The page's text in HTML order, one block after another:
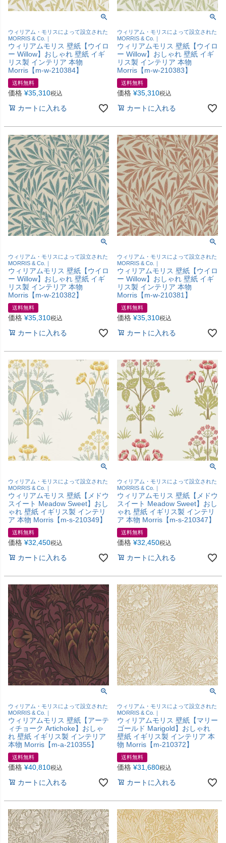
ウィリアム・モリスによって設立された
MORRIS & Co.｜
ウィリアムモリス 壁紙【ウイロ
ー Willow】おしゃれ 壁紙 イギ
リス製 インテリア 本物
Morris【m-w-210384】
送料無料
価格 ¥35,310税込
カートに入れる
ウィリアム・モリスによって設立された
MORRIS & Co.｜
ウィリアムモリス 壁紙【ウイロ
ー Willow】おしゃれ 壁紙 イギ
リス製 インテリア 本物
Morris【m-w-210383】
送料無料
価格 ¥35,310税込
カートに入れる
ウィリアム・モリスによって設立された
MORRIS & Co.｜
ウィリアムモリス 壁紙【ウイロ
ー Willow】おしゃれ 壁紙 イギ
リス製 インテリア 本物
Morris【m-w-210382】
送料無料
価格 ¥35,310税込
カートに入れる
ウィリアム・モリスによって設立された
MORRIS & Co.｜
ウィリアムモリス 壁紙【ウイロ
ー Willow】おしゃれ 壁紙 イギ
リス製 インテリア 本物
Morris【m-w-210381】
送料無料
価格 ¥35,310税込
カートに入れる
ウィリアム・モリスによって設立された
MORRIS & Co.｜
ウィリアムモリス 壁紙【メドウ
スイート Meadow Sweet】おし
ゃれ 壁紙 イギリス製 インテリ
ア 本物 Morris【m-s-210349】
送料無料
価格 ¥32,450税込
カートに入れる
ウィリアム・モリスによって設立された
MORRIS & Co.｜
ウィリアムモリス 壁紙【メドウ
スイート Meadow Sweet】おし
ゃれ 壁紙 イギリス製 インテリ
ア 本物 Morris【m-s-210347】
送料無料
価格 ¥32,450税込
カートに入れる
ウィリアム・モリスによって設立された
MORRIS & Co.｜
ウィリアムモリス 壁紙【アーテ
ィチョーク Artichoke】おしゃ
れ 壁紙 イギリス製 インテリア
本物 Morris【m-a-210355】
送料無料
価格 ¥40,810税込
カートに入れる
ウィリアム・モリスによって設立された
MORRIS & Co.｜
ウィリアムモリス 壁紙【マリー
ゴールド Marigold】おしゃれ
壁紙 イギリス製 インテリア 本
物 Morris【m-210372】
送料無料
価格 ¥31,680税込
カートに入れる